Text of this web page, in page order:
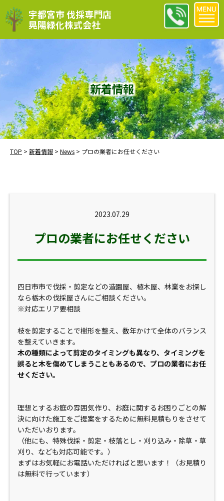
宇都宮市 伐採専門店
晃陽緑化株式会社
新着情報
TOP > 新着情報 > News > プロの業者にお任せください
2023.07.29
プロの業者にお任せください
四日市市で伐採・剪定などの造園屋、植木屋、林業をお探し
なら栃木の伐採屋さんにご相談ください。
※対応エリア要相談
枝を剪定することで樹形を整え、数年かけて全体のバランス
を整えていきます。
木の種類によって剪定のタイミングも異なり、タイミングを
誤ると木を傷めてしまうこともあるので、プロの業者にお任
せください。
理想とするお庭の雰囲気作り、お庭に関するお困りごとの解
決に向けた施工をご提案をするために無料見積もりをさせて
いただいおります。
（他にも、特殊伐採・剪定・枝落とし・刈り込み・除草・草
刈り、なども対応可能です。）
まずはお気軽にお電話いただければと思います！（お見積り
は無料で行っています）